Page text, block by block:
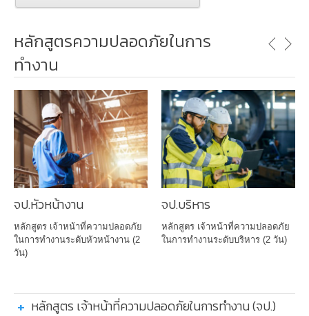
หลักสูตรความปลอดภัยในการ
ทำงาน
จป.หัวหน้างาน
หลักสูตร เจ้าหน้าที่ความปลอดภัย
ในการทำงานระดับหัวหน้างาน (2
วัน)
จป.บริหาร
หลักสูตร เจ้าหน้าที่ความปลอดภัย
ในการทำงานระดับบริหาร (2 วัน)
หลักสูตร เจ้าหน้าที่ความปลอดภัยในการทำงาน (จป.)